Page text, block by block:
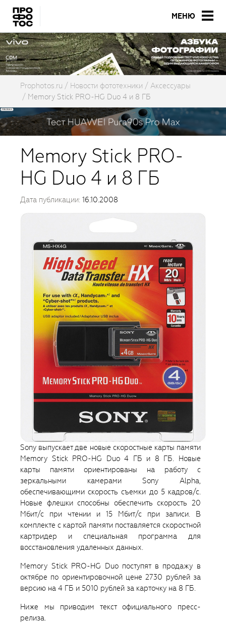
МЕНЮ
Prophotos.ru Новости фототехники
Аксессуары
Memory Stick PRO-HG Duo 4 и 8 ГБ
Memory Stick PRO-
HG Duo 4 и 8 ГБ
Дата публикации: 16.10.2008
Sony выпускает две новые скоростные карты памяти
Memory Stick PRO-HG Duo 4 ГБ и 8 ГБ. Новые
карты памяти ориентированы на работу с
зеркальными камерами Sony Alpha,
обеспечивающими скорость съемки до 5 кадров/с.
Новые флешки способны обеспечить скорость 20
Мбит/с при чтении и 15 Мбит/с при записи. В
комплекте с картой памяти поставляется скоростной
картридер и специальная программа для
восстановления удаленных данных.
Memory Stick PRO-HG Duo поступят в продажу в
октябре по ориентировочной цене 2730 рублей за
версию на 4 ГБ и 5010 рублей за карточку на 8 ГБ.
Ниже мы приводим текст официального пресс-
релиза.